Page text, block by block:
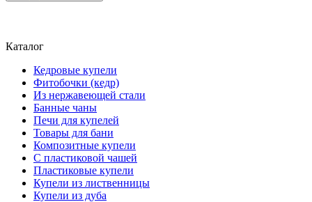
Каталог
Кедровые купели
Фитобочки (кедр)
Из нержавеющей стали
Банные чаны
Печи для купелей
Товары для бани
Композитные купели
С пластиковой чашей
Пластиковые купели
Купели из лиственницы
Купели из дуба